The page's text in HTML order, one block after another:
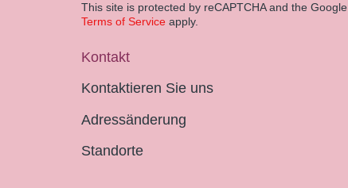
This site is protected by reCAPTCHA and the Google
Terms of Service apply.
Kontakt
Kontaktieren Sie uns
Adressänderung
Standorte